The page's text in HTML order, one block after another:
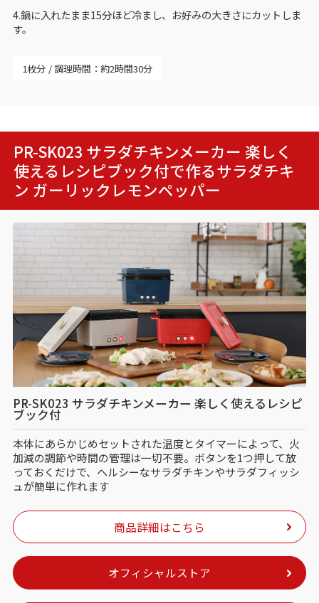
4.鍋に入れたまま15分ほど冷まし、お好みの大きさにカットしま
す。
1枚分 調理時間：約2時間30分
PR-SK023 サラダチキンメーカー 楽しく
使えるレシピブック付で作るサラダチキ
ン ガーリックレモンペッパー
PR-SK023 サラダチキンメーカー 楽しく使えるレシピ
ブック付
本体にあらかじめセットされた温度とタイマーによって、火
加減の調節や時間の管理は一切不要。ボタンを1つ押して放
っておくだけで、ヘルシーなサラダチキンやサラダフィッシ
ュが簡単に作れます
商品詳細はこちら
オフィシャルストア